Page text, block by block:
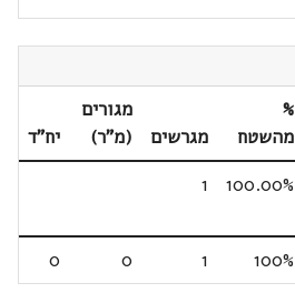
%
מהשטח
מגרשים
מגורים
(מ"ר)
יח"ד
100.00%
1
100%
1
0
0